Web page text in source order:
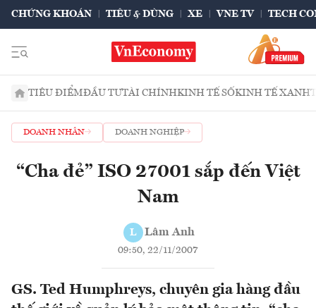
CHỨNG KHOÁN TIÊU & DÙNG XE VNE TV TECH
TIÊU ĐIỂMĐẦU TƯTÀI CHÍNHKINH TẾ SỐKINH TẾ XANH
DOANH NHÂN DOANH NGHIỆP
“Cha đẻ” ISO 27001 sắp đến Việt
Nam
L Lâm Anh
09:50, 22/11/2007
GS. Ted Humphreys, chuyên gia hàng đầu